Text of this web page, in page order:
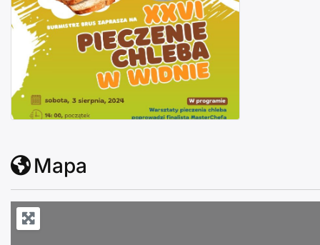
XXVI PIECZENIE CHLEBA W WIDNIE 2024 program
Mapa